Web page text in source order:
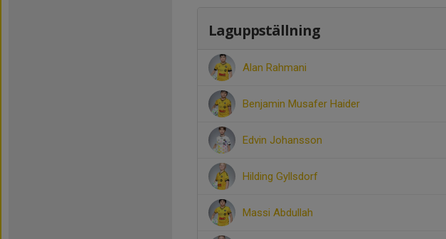
Laguppställning
Alan Rahmani
Benjamin Musafer Haider
Edvin Johansson
Hilding Gyllsdorf
Massi Abdullah